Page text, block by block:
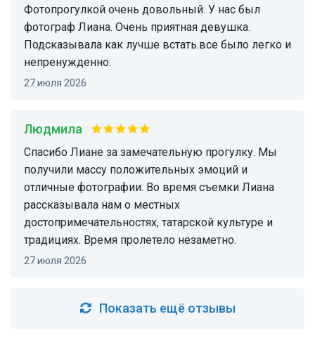
Фотопрогулкой очень довольный. У нас был
фотограф Лиана. Очень приятная девушка.
Подсказывала как лучше встать.все было легко и
непренужденно.
27 июля 2026
Людмила
Спасибо Лиане за замечательную прогулку. Мы
получили массу положительных эмоций и
отличные фотографии. Во время съемки Лиана
рассказывала нам о местных
достопримечательностях, татарской культуре и
традициях. Время пролетело незаметно.
27 июля 2026
Показать ещё отзывы